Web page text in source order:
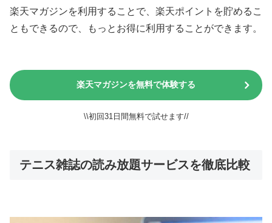
楽天マガジンを利用することで、楽天ポイントを貯めるこ
ともできるので、もっとお得に利用することができます。
楽天マガジンを無料で体験する
\\初回31日間無料で試せます//
テニス雑誌の読み放題サービスを徹底比較